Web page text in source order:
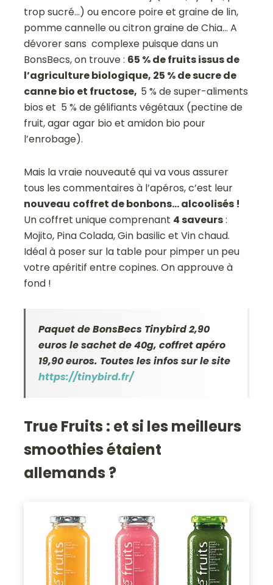
trop sucré…) ou encore poire et graine de lin,
pomme cannelle ou citron graine de Chia… A
dévorer sans complexe puisque dans un
BonsBecs, on trouve : 65 % de fruits issus de
l’agriculture biologique, 25 % de sucre de
canne bio et fructose, 5 % de super-aliments
bios et 5 % de gélifiants végétaux (pectine de
fruit, agar agar bio et amidon bio pour
l’enrobage).
Mais la vraie nouveauté qui va vous assurer
tous les commentaires à l’apéros, c’est leur
nouveau coffret de bonbons… alcoolisés !
Un coffret unique comprenant 4 saveurs:
Mojito, Pina Colada, Gin basilic et Vin chaud.
Idéal à poser sur la table pour pimper un peu
votre apéritif entre copines. On approuve à
fond !
Paquet de BonsBecs Tinybird 2,90
euros le sachet de 40g, coffret apéro
19,90 euros. Toutes les infos sur le site
https://tinybird.fr/
True Fruits : et si les meilleurs
smoothies étaient
allemands ?